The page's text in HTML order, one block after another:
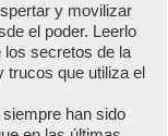
y movilizar
el poder. Leerlo
los secretos de la
trucos que utiliza el
han sido